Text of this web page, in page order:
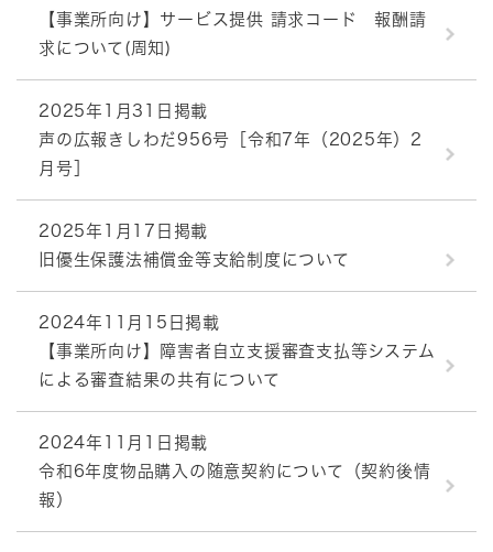
【事業所向け】サービス提供 請求コード 報酬請
求について(周知)
2025年1月31日掲載
声の広報きしわだ956号［令和7年（2025年）2
月号］
2025年1月17日掲載
旧優生保護法補償金等支給制度について
2024年11月15日掲載
【事業所向け】障害者自立支援審査支払等システム
による審査結果の共有について
2024年11月1日掲載
令和6年度物品購入の随意契約について（契約後情
報）